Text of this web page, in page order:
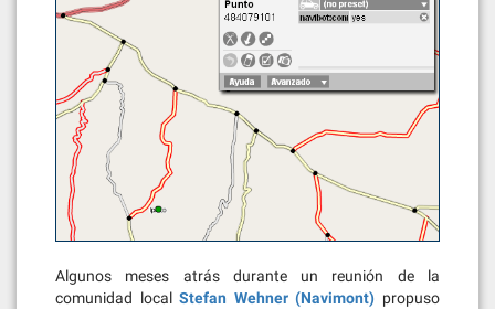
Algunos meses atrás durante un reunión de la
comunidad localStefan Wehner (Navimont) propuso